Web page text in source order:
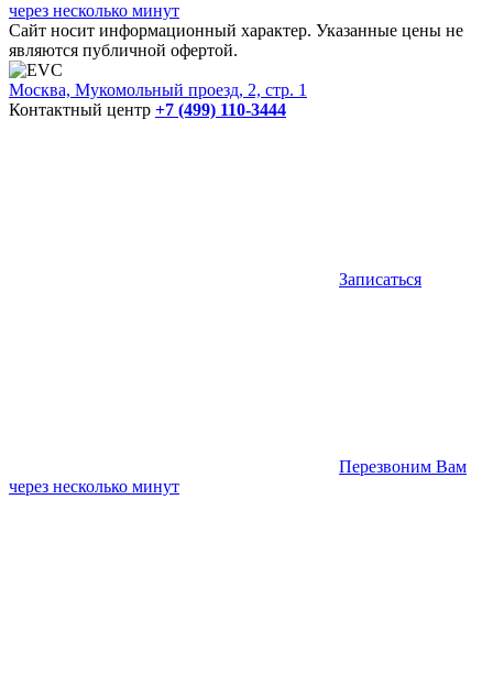
через несколько минут
Сайт носит информационный характер. Указанные цены не
являются публичной офертой.
Москва, Мукомольный проезд, 2, стр. 1
Контактный центр +7 (499) 110-3444
Записаться
Перезвоним Вам
через несколько минут